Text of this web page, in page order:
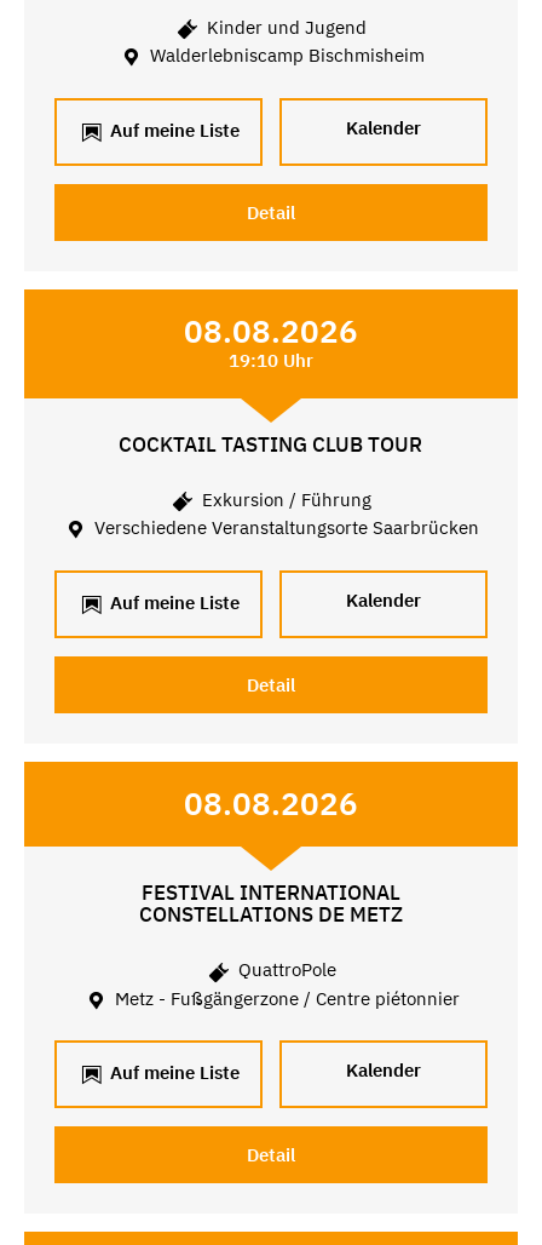
Kinder und Jugend
Walderlebniscamp Bischmisheim
Auf meine Liste Kalender
Detail
08.08.2026
19:10 Uhr
COCKTAIL TASTING CLUB TOUR
Exkursion / Führung
Verschiedene Veranstaltungsorte Saarbrücken
Auf meine Liste Kalender
Detail
08.08.2026
FESTIVAL INTERNATIONAL
CONSTELLATIONS DE METZ
QuattroPole
Metz - Fußgängerzone / Centre piétonnier
Auf meine Liste Kalender
Detail